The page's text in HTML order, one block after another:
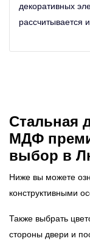
декоративных
рассчитывается
Стальная
МДФ
выбор в
Ниже вы можете
конструктивными
Также выбрать
стороны двери и